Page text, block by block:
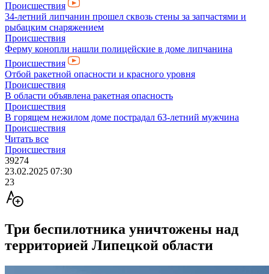
Происшествия
34-летний липчанин прошел сквозь стены за запчастями и
рыбацким снаряжением
Происшествия
Ферму конопли нашли полицейские в доме липчанина
Происшествия
Отбой ракетной опасности и красного уровня
Происшествия
В области объявлена ракетная опасность
Происшествия
В горящем нежилом доме пострадал 63-летний мужчина
Происшествия
Читать все
Происшествия
39274
23.02.2025 07:30
23
Три беспилотника уничтожены над
территорией Липецкой области